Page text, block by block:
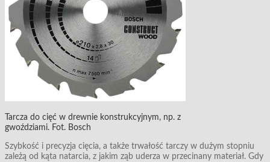
Tarcza do cięć w drewnie konstrukcyjnym, np. z
gwoździami. Fot. Bosch
Szybkość i precyzja cięcia, a także trwałość tarczy w dużym stopniu
zależą od kąta natarcia, z jakim ząb uderza w przecinany materiał. Gdy